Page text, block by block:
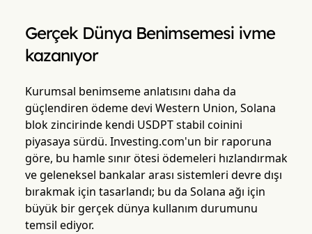
Gerçek Dünya Benimsemesi ivme
kazanıyor
Kurumsal benimseme anlatısını daha da
güçlendiren ödeme devi Western Union, Solana
blok zincirinde kendi USDPT stabil coinini
piyasaya sürdü. Investing.com'un bir raporuna
göre, bu hamle sınır ötesi ödemeleri hızlandırmak
ve geleneksel bankalar arası sistemleri devre dışı
bırakmak için tasarlandı; bu da Solana ağı için
büyük bir gerçek dünya kullanım durumunu
temsil ediyor.